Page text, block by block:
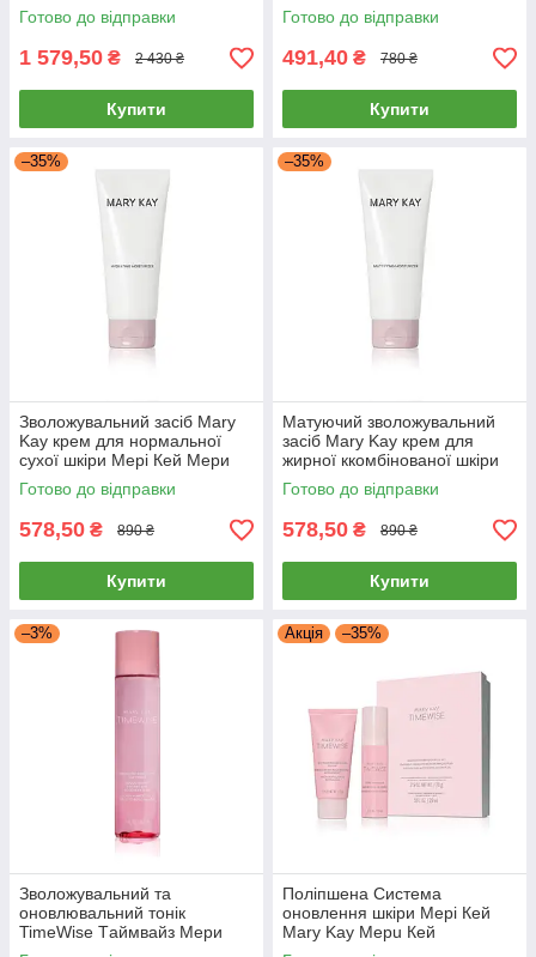
Готово до відправки
1 579,50 ₴ 2 430 ₴
Купити
Готово до відправки
491,40 ₴ 780 ₴
Купити
–35%
Зволожувальний засіб Mary
Kay крем для нормальної
сухої шкіри Мері Кей Мери
Кей
Готово до відправки
578,50 ₴ 890 ₴
Купити
–35%
Матуючий зволожувальний
засіб Mary Kay крем для
жирної ккомбінованої шкіри
Мері Кей зволоження Мери
Кей
Готово до відправки
578,50 ₴ 890 ₴
Купити
–3%
Зволожувальний та
оновлювальний тонік
TimeWise Tаймвайз Мери
Кей Мері Кей Mary Kay
Акція –35%
Поліпшена Система
оновлення шкіри Мері Кей
Mary Kay Мерu Кей